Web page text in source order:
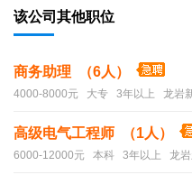
该公司其他职位
商务助理 （6人）
4000-8000元 大专 3年以上 龙岩
高级电气工程师 （1人）
6000-12000元 本科 3年以上 龙岩